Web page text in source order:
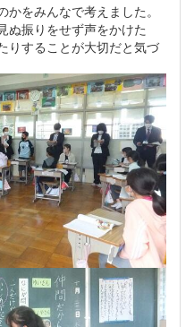
をみんなで考えました。
ぬ振りをせず声をかけた
りすることが大切だと気づ